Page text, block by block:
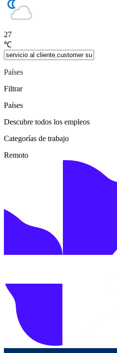
27
℃
Países
Filtrar
Países
Descubre todos los empleos
Categorías de trabajo
Remoto